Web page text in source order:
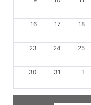
16 17 18
23 24 25
30 31 1